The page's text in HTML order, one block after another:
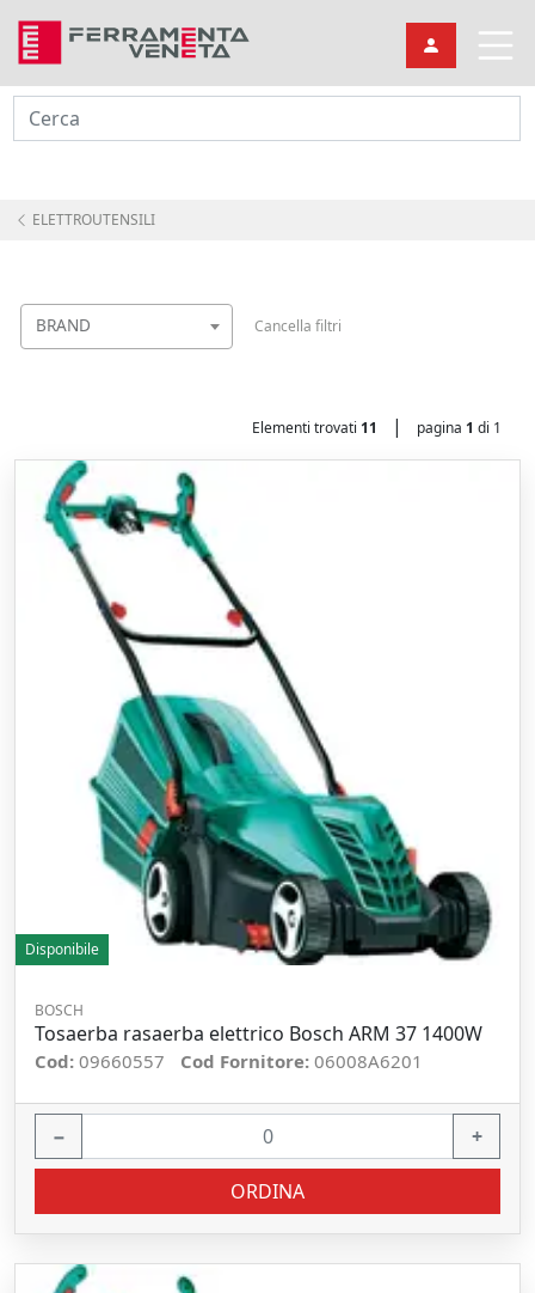
Cerca
ELETTROUTENSILI
BRAND Cancella filtri
Elementi trovati 11 | pagina 1 di 1
Disponibile
BOSCH
Tosaerba rasaerba elettrico Bosch ARM 37 1400W
Cod: 09660557 Cod Fornitore: 06008A6201
− +
ORDINA